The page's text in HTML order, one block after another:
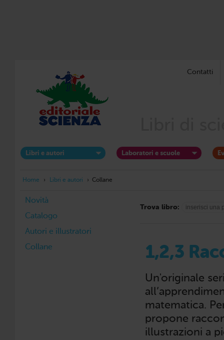
Contatti
Libri e autori Laboratori e scuole
Home › Libri e autori › Collane
Novità
Catalogo
Autori e illustratori
Collane
Trova libro:
1,2,3
Un'originale
matematica.
propone
illustrazioni a